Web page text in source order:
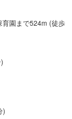
園まで524m (徒歩
)